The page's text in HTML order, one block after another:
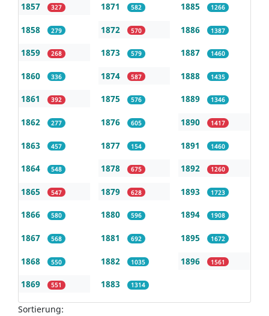
1857 327
1858 279
1859 268
1860 336
1861 392
1862 277
1863 457
1864 548
1865 547
1866 580
1867 568
1868 550
1869 551
1871 582
1872 570
1873 579
1874 587
1875 576
1876 605
1877 154
1878 675
1879 628
1880 596
1881 692
1882 1035
1883 1314
1885 1266
1886 1387
1887 1460
1888 1435
1889 1346
1890 1417
1891 1460
1892 1260
1893 1723
1894 1908
1895 1672
1896 1561
Sortierung: